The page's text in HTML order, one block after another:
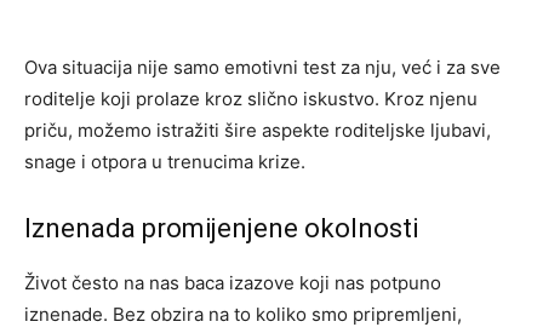
Ova situacija nije samo emotivni test za nju, već i za sve
roditelje koji prolaze kroz slično iskustvo. Kroz njenu
priču, možemo istražiti šire aspekte roditeljske ljubavi,
snage i otpora u trenucima krize.
Iznenada promijenjene okolnosti
Život često na nas baca izazove koji nas potpuno
iznenade. Bez obzira na to koliko smo pripremljeni,